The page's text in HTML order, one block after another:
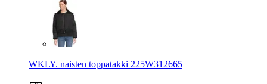
WKLY. naisten toppatakki 225W312665